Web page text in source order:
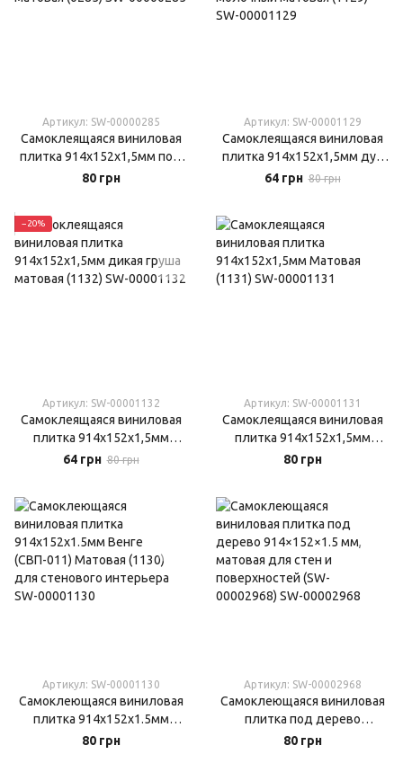
Артикул: SW-00000285
Самоклеящаяся виниловая
плитка 914х152х1,5мм под
старину матовая (0285)
80 грн
Артикул: SW-00001129
Самоклеящаяся виниловая
плитка 914х152х1,5мм дуб
молочный матовая (1129)
64 грн 80 грн
−20%
Артикул: SW-00001132
Самоклеящаяся виниловая
плитка 914х152х1,5мм
дикая груша матовая (1132)
64 грн 80 грн
Артикул: SW-00001131
Самоклеящаяся виниловая
плитка 914х152х1,5мм
Матовая (1131)
80 грн
Артикул: SW-00001130
Самоклеющаяся виниловая
плитка 914х152х1.5мм
Венге (СВП-011) Матовая
80 грн
Артикул: SW-00002968
Самоклеющаяся виниловая
плитка под дерево
914×152×1.5 мм, матовая
80 грн